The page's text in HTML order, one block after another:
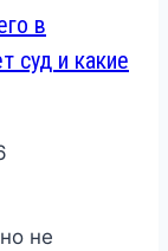
в
суд и какие
не